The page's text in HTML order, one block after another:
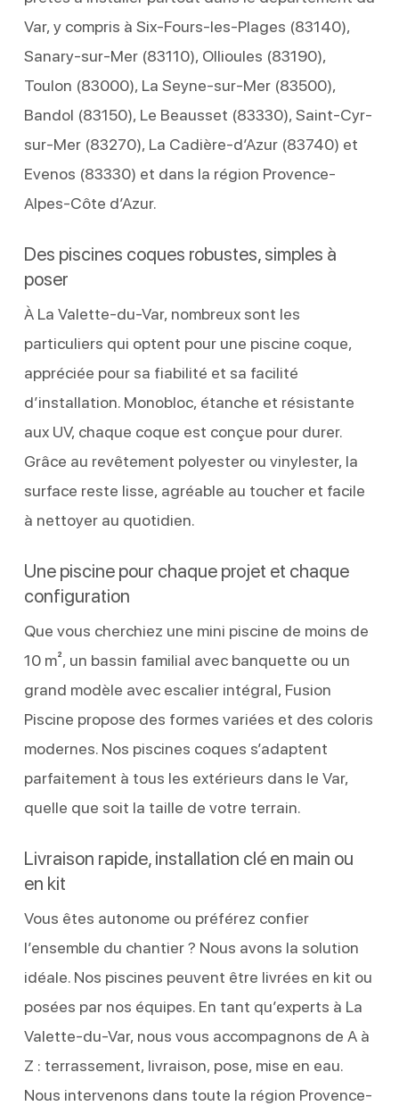
Var, y compris à Six-Fours-les-Plages (83140),
Sanary-sur-Mer (83110), Ollioules (83190),
Toulon (83000), La Seyne-sur-Mer (83500),
Bandol (83150), Le Beausset (83330), Saint-Cyr-
sur-Mer (83270), La Cadière-d’Azur (83740) et
Evenos (83330) et dans la région Provence-
Alpes-Côte d’Azur.
Des piscines coques robustes, simples à
poser
À La Valette-du-Var, nombreux sont les
particuliers qui optent pour une piscine coque,
appréciée pour sa fiabilité et sa facilité
d’installation. Monobloc, étanche et résistante
aux UV, chaque coque est conçue pour durer.
Grâce au revêtement polyester ou vinylester, la
surface reste lisse, agréable au toucher et facile
à nettoyer au quotidien.
Une piscine pour chaque projet et chaque
configuration
Que vous cherchiez une mini piscine de moins de
10 m², un bassin familial avec banquette ou un
grand modèle avec escalier intégral, Fusion
Piscine propose des formes variées et des coloris
modernes. Nos piscines coques s’adaptent
parfaitement à tous les extérieurs dans le Var,
quelle que soit la taille de votre terrain.
Livraison rapide, installation clé en main ou
en kit
Vous êtes autonome ou préférez confier
l’ensemble du chantier ? Nous avons la solution
idéale. Nos piscines peuvent être livrées en kit ou
posées par nos équipes. En tant qu’experts à La
Valette-du-Var, nous vous accompagnons de A à
Z : terrassement, livraison, pose, mise en eau.
Nous intervenons dans toute la région Provence-